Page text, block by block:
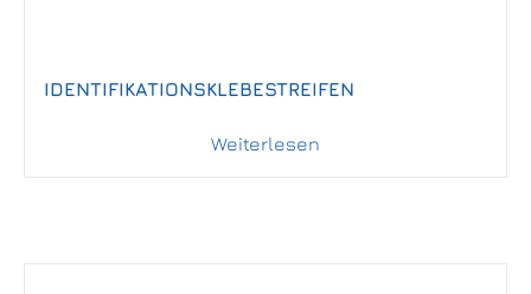
IDENTIFIKATIONSKLEBESTREIFEN
Weiterlesen